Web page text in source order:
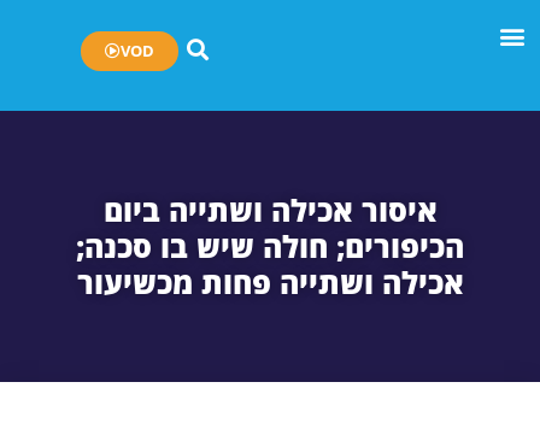
VOD
איסור אכילה ושתייה ביום
הכיפורים; חולה שיש בו סכנה;
אכילה ושתייה פחות מכשיעור